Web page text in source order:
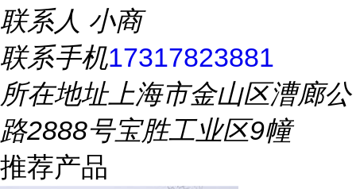
联系人 小商
联系手机17317823881
所在地址上海市金山区漕廊公
路2888号宝胜工业区9幢
推荐产品